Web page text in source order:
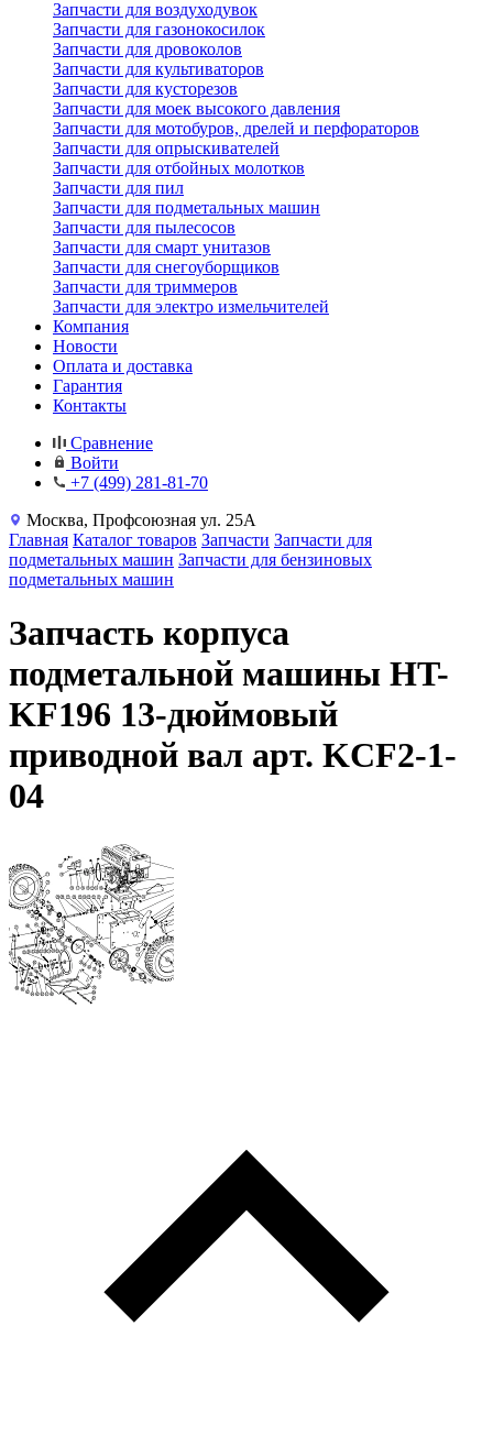
Запчасти для воздуходувок
Запчасти для газонокосилок
Запчасти для дровоколов
Запчасти для культиваторов
Запчасти для кусторезов
Запчасти для моек высокого давления
Запчасти для мотобуров, дрелей и перфораторов
Запчасти для опрыскивателей
Запчасти для отбойных молотков
Запчасти для пил
Запчасти для подметальных машин
Запчасти для пылесосов
Запчасти для смарт унитазов
Запчасти для снегоуборщиков
Запчасти для триммеров
Запчасти для электро измельчителей
Компания
Новости
Оплата и доставка
Гарантия
Контакты
Сравнение
Войти
+7 (499) 281-81-70
Москва, Профсоюзная ул. 25А
Главная Каталог товаров Запчасти Запчасти для
подметальных машин Запчасти для бензиновых
подметальных машин
Запчасть корпуса
подметальной машины HT-
KF196 13-дюймовый
приводной вал арт. KCF2-1-
04